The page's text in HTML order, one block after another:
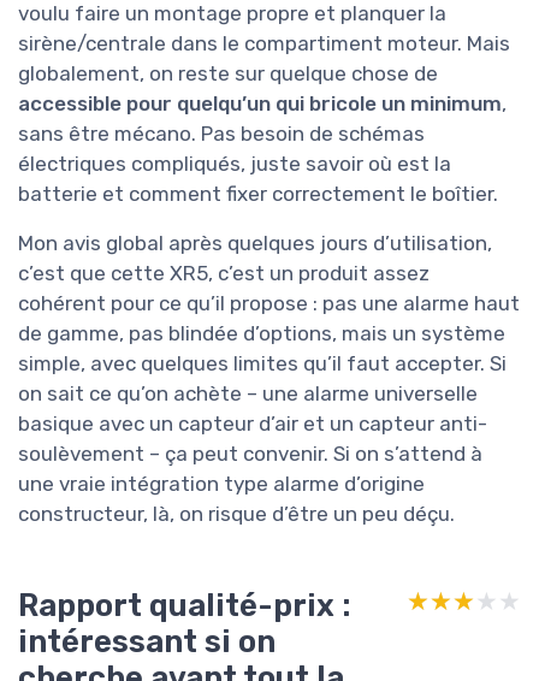
voulu faire un montage propre et planquer la
sirène/centrale dans le compartiment moteur. Mais
globalement, on reste sur quelque chose de
accessible pour quelqu’un qui bricole un minimum,
sans être mécano. Pas besoin de schémas
électriques compliqués, juste savoir où est la
batterie et comment fixer correctement le boîtier.
Mon avis global après quelques jours d’utilisation,
c’est que cette XR5, c’est un produit assez
cohérent pour ce qu’il propose : pas une alarme haut
de gamme, pas blindée d’options, mais un système
simple, avec quelques limites qu’il faut accepter. Si
on sait ce qu’on achète – une alarme universelle
basique avec un capteur d’air et un capteur anti-
soulèvement – ça peut convenir. Si on s’attend à
une vraie intégration type alarme d’origine
constructeur, là, on risque d’être un peu déçu.
Rapport qualité-prix :
intéressant si on
★★★★★
★★★★★